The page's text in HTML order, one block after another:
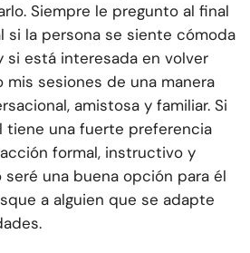
Siempre le pregunto al final
si la persona se siente cómoda
si está interesada en volver
mis sesiones de una manera
amistosa y familiar. Si
tiene una fuerte preferencia
formal, instructivo y
una buena opción para él
a alguien que se adapte